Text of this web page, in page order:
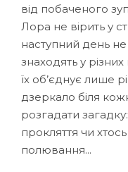
від побаченого
Лора не вірить у
наступний день
знаходять у
їх об’єднує лише
дзеркало біля
розгадати
прокляття чи
полювання...